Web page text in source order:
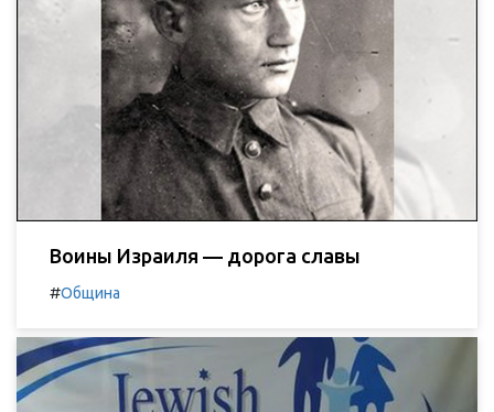
Воины Израиля — дорога славы
#Община